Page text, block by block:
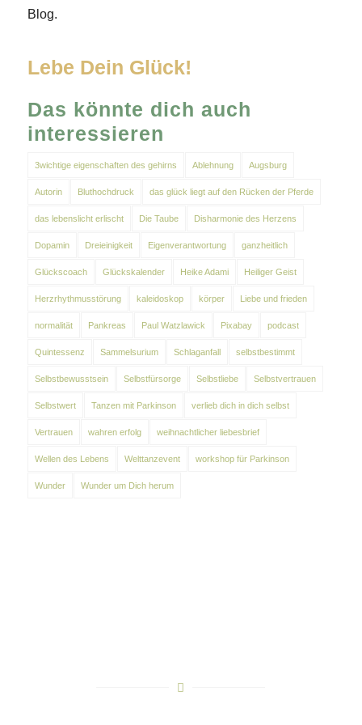
Blog.
Lebe Dein Glück!
Das könnte dich auch
interessieren
3wichtige eigenschaften des gehirns Ablehnung Augsburg
Autorin Bluthochdruck das glück liegt auf den Rücken der Pferde
das lebenslicht erlischt Die Taube Disharmonie des Herzens
Dopamin Dreieinigkeit Eigenverantwortung ganzheitlich
Glückscoach Glückskalender Heike Adami Heiliger Geist
Herzrhythmusstörung kaleidoskop körper Liebe und frieden
normalität Pankreas Paul Watzlawick Pixabay podcast
Quintessenz Sammelsurium Schlaganfall selbstbestimmt
Selbstbewusstsein Selbstfürsorge Selbstliebe Selbstvertrauen
Selbstwert Tanzen mit Parkinson verlieb dich in dich selbst
Vertrauen wahren erfolg weihnachtlicher liebesbrief
Wellen des Lebens Welttanzevent workshop für Parkinson
Wunder Wunder um Dich herum